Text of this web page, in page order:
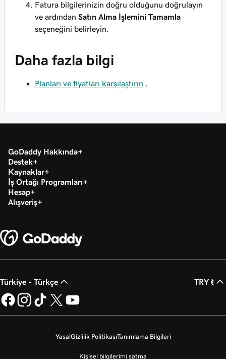
Fatura bilgilerinizin doğru olduğunu doğrulayın
ve ardından Satın Alma İşlemini Tamamla
seçeneğini belirleyin.
Daha fazla bilgi
Planları ve fiyatları karşılaştırın
GoDaddy Hakkında
Destek
Kaynaklar
İş Ortağı Programları
Hesap
Alışveriş
Türkiye - Türkçe TRY ₺
YasalGizlilik PolitikasıTanımlama Bilgileri
Kişisel bilgilerimi satma